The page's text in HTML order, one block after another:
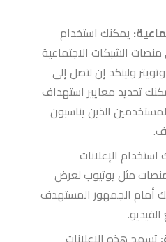
يمكنك استخدام
الشبكات الاجتماعية
ولينكد إن لتصل إلى
تحديد معايير استهداف
الذين يناسبون
الإعلانات
مثل يوتيوب لعرض
بك أمام الجمهور المستهدف